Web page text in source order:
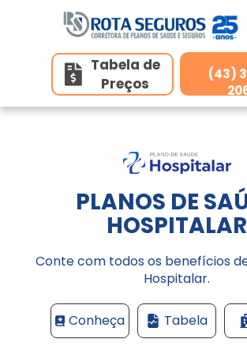
Home
Planos de Saúde Individuais
Seguros
Unidades
Belo Horizonte/MG
Contato
Tabela de
Preços
(43)
PLANOS DE
HOSPITALAR
Conte com todos os benefícios
Hospitalar.
Conheça Tabela